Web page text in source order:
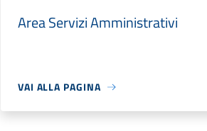
Area Servizi Amministrativi
VAI ALLA PAGINA